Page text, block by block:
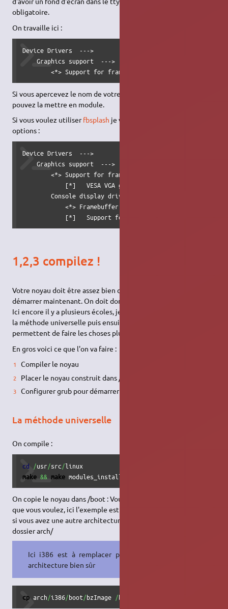
obligatoire.
On travaille ici :
Device Drivers  --->
    Graphics support  --->
        <*> Support for frame buffer devices
Si vous apercevez le nom de votre carte graphique, vous
pouvez la mettre en module.
Si vous voulez utiliserfbsplash je vous conseille d'activer ces
options :
Device Drivers  --->
    Graphics support  --->
        <*> Support for frame buffer devices --->
            [*]   VESA VGA graphics support
        Console display driver support  --->
            <*> Framebuffer Console support
[*]   Support for the Framebuffer Console
1,2,3 compilez !
Votre noyau doit être assez bien configuré pour pouvoir
démarrer maintenant. On doit donc le compiler puis l'installer.
Ici encore il y a plusieurs écoles, je vais d'abord vous expliquer
la méthode universelle puis ensuite d'autres méthodes qui
permettent de faire les choses plus proprement…
En gros voici ce que l'on va faire :
Compiler le noyau
Placer le noyau construit dans /boot
Configurer grub pour démarrer sur le nouveau noyau
La méthode universelle
On compile :
cd /usr/src/
make && make modules_install
On copie le noyau dans /boot : Vous pouvez lui donner le nom
que vous voulez, ici l'exemple est pour l'architecture i386, mais
si vous avez une autre architecture vous devez aller voir dans le
dossier arch/
Ici i386 est à remplacer par votre
architecture bien sûr
cp arch/i386/boot/bzImage /boot